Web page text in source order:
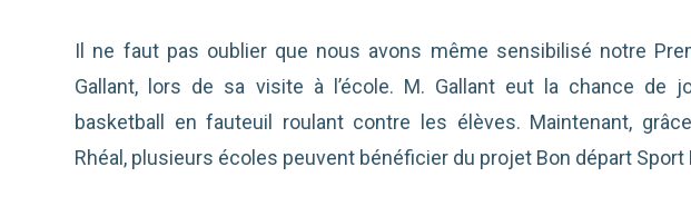
Il ne faut pas oublier que nous avons même sensibilisé notre
Gallant, lors de sa visite à l’école. M. Gallant eut la chance de
basketball en fauteuil roulant contre les élèves. Maintenant,
Rhéal, plusieurs écoles peuvent bénéficier du projet Bon départ Sport